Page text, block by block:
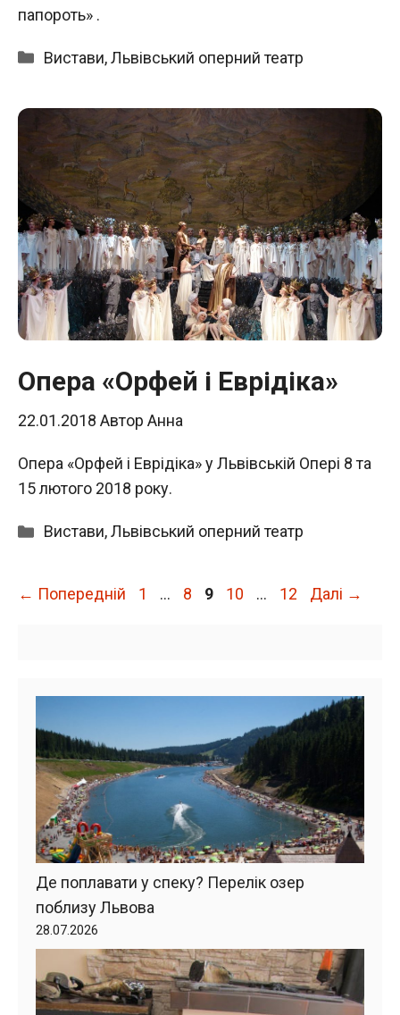
папороть» .
Категорії
Вистави,Львівський оперний театр
Опера «Орфей і Еврідіка»
22.01.2018 Автор Анна
Опера «Орфей і Еврідіка» у Львівській Опері 8 та
15 лютого 2018 року.
Категорії
Вистави,Львівський оперний театр
← Попередній Сторінка
1 … Сторінка
8 Сторінка
9 Сторінка
10 … Сторінка
12 Далі →
Де поплавати у спеку? Перелік озер
поблизу Львова
28.07.2026